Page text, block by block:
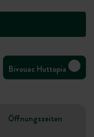
Bivouac Huttopia
Öffnungszeiten